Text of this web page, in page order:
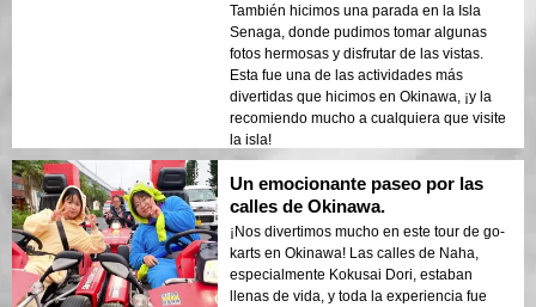
También hicimos una parada en la Isla
Senaga, donde pudimos tomar algunas
fotos hermosas y disfrutar de las vistas.
Esta fue una de las actividades más
divertidas que hicimos en Okinawa, ¡y la
recomiendo mucho a cualquiera que visite
la isla!
Un emocionante paseo por las
calles de Okinawa.
¡Nos divertimos mucho en este tour de go-
karts en Okinawa! Las calles de Naha,
especialmente Kokusai Dori, estaban
llenas de vida, y toda la experiencia fue